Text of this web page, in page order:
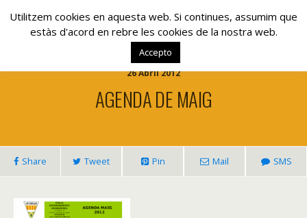
www.lacolla.cat
26 Abril 2012
AGENDA DE MAIG
Share Tweet Pin Mail SMS
Utilitzem cookies en aquesta web. Si continues, assumim que
estàs d'acord en rebre les cookies de la nostra web.
Accepto